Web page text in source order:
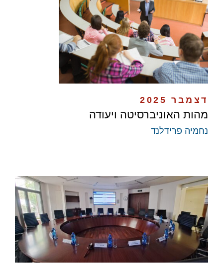
דצמבר 2025
מהות האוניברסיטה ויעודה
נחמיה פרידלנד